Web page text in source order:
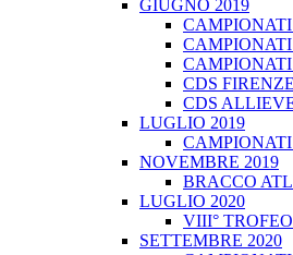
GIUGNO 2019
CDS
CDS
LUGLIO 2019
NOVEMBRE 2019
BRACCO
LUGLIO 2020
VIII°
SETTEMBRE 2020